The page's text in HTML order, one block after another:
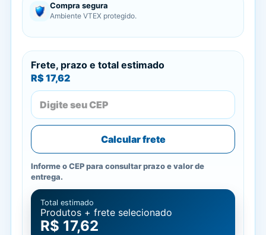
Compra segura
Ambiente VTEX protegido.
Frete, prazo e total estimado
R$ 17,62
Calcular frete
Informe o CEP para consultar prazo e valor de
entrega.
Total estimado
Produtos + frete selecionado
R$ 17,62